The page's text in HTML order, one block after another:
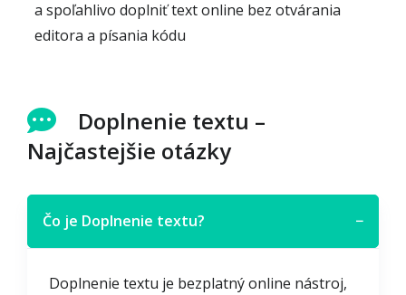
a spoľahlivo doplniť text online bez otvárania
editora a písania kódu
Doplnenie textu –
Najčastejšie otázky
Čo je Doplnenie textu? −
Doplnenie textu je bezplatný online nástroj,